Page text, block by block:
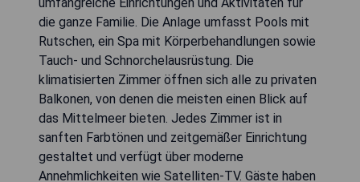
umfangreiche Einrichtungen und Aktivitäten für
die ganze Familie. Die Anlage umfasst Pools mit
Rutschen, ein Spa mit Körperbehandlungen sowie
Tauch- und Schnorchelausrüstung. Die
klimatisierten Zimmer öffnen sich alle zu privaten
Balkonen, von denen die meisten einen Blick auf
das Mittelmeer bieten. Jedes Zimmer ist in
sanften Farbtönen und zeitgemäßer Einrichtung
gestaltet und verfügt über moderne
Annehmlichkeiten wie Satelliten-TV. Gäste haben